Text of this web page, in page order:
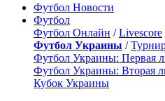
Футбол Новости
Футбол
Футбол Онлайн /Livescore
Футбол Украины /
Футбол Украины: Первая
Футбол Украины: Вторая
Кубок Украины